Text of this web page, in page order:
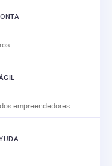
empreendedores.